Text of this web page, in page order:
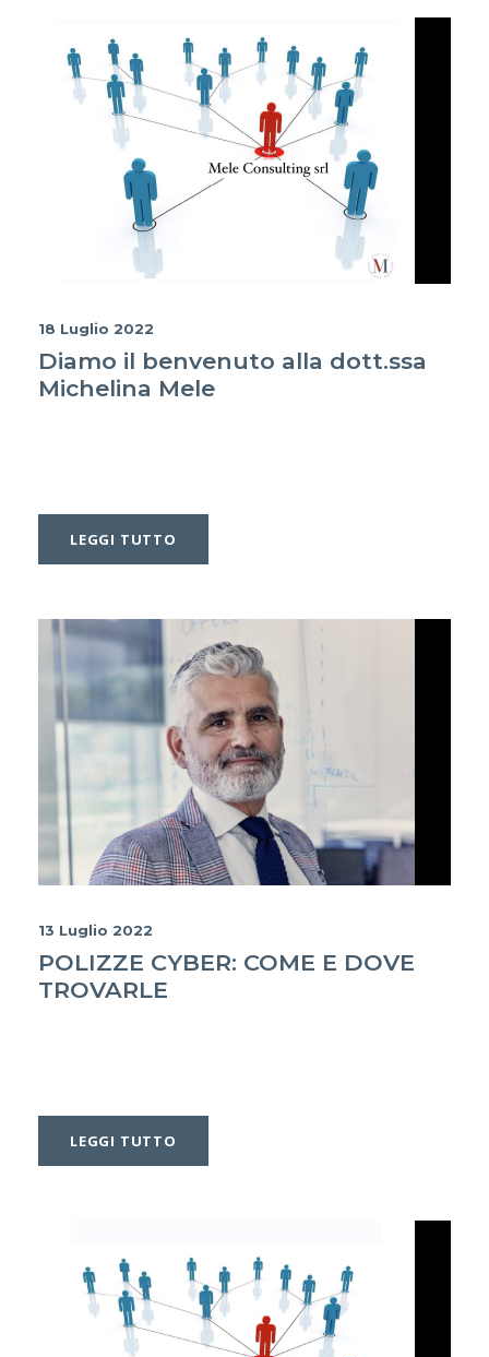
18 Luglio 2022
Diamo il benvenuto alla dott.ssa
Michelina Mele
LEGGI TUTTO
13 Luglio 2022
POLIZZE CYBER: COME E DOVE
TROVARLE
LEGGI TUTTO